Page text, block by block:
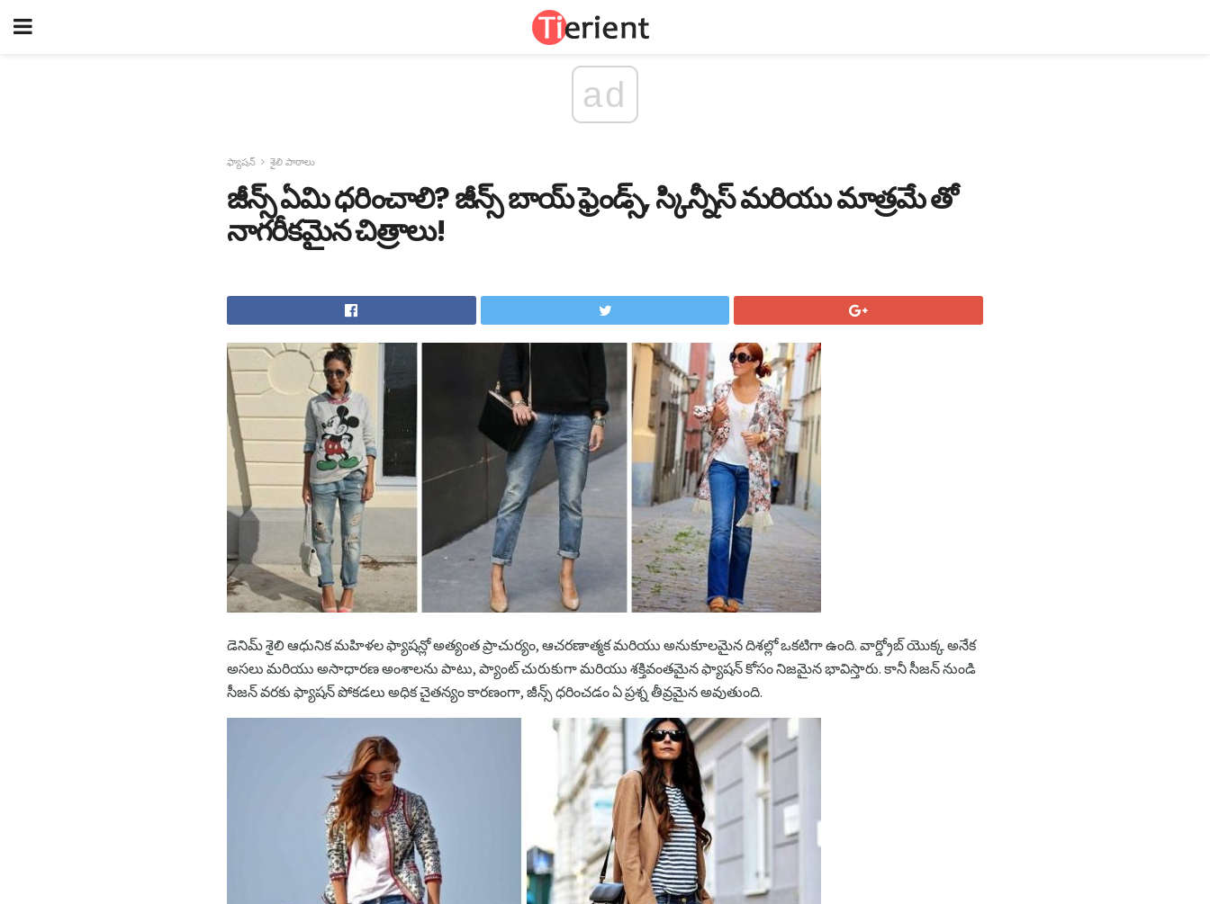
ad
ఫ్యాషన్ శైలి పాఠాలు
జీన్స్ ఏమి ధరించాలి? జీన్స్ బాయ్ ఫ్రెండ్స్, స్కిన్నీస్ మరియు మాత్రమే తో
నాగరీకమైన చిత్రాలు!
డెనిమ్ శైలి ఆధునిక మహిళల ఫ్యాషన్లో అత్యంత ప్రాచుర్యం, ఆచరణాత్మక మరియు అనుకూలమైన దిశల్లో ఒకటిగా ఉంది. వార్డ్రోబ్ యొక్క అనేక
అసలు మరియు అసాధారణ అంశాలను పాటు, ప్యాంట్ చురుకుగా మరియు శక్తివంతమైన ఫ్యాషన్ కోసం నిజమైన భావిస్తారు. కానీ సీజన్ నుండి
సీజన్ వరకు ఫ్యాషన్ పోకడలు అధిక చైతన్యం కారణంగా, జీన్స్ ధరించడం ఏ ప్రశ్న తీవ్రమైన అవుతుంది.